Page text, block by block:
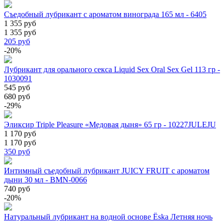
Съедобный лубрикант с ароматом винограда 165 мл - 6405
1 355 руб
1 355 руб
205 руб
-20%
Лубрикант для орального секса Liquid Sex Oral Sex Gel 113 гр -
1030091
545 руб
680 руб
-29%
Эликсир Triple Pleasure «Медовая дыня» 65 гр - 10227JULEJU
1 170 руб
1 170 руб
350 руб
Интимный съедобный лубрикант JUICY FRUIT с ароматом
дыни 30 мл - BMN-0066
740 руб
-20%
Натуральный лубрикант на водной основе Ёska Летняя ночь